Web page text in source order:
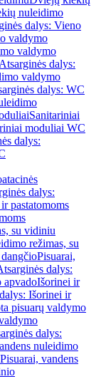
nuleidimo
dalys: Vieno
valdymo
valdymo
Atsarginės dalys:
valdymo
dalys: WC
Sanitariniai
moduliai WC
dalys:
dalys:
pastatomoms
su vidiniu
režimas, su
Pisuarai,
dalys:
apvadoIšorinei ir
Išorinei ir
pisuarų valdymo
dalys:
nuleidimo
vandens